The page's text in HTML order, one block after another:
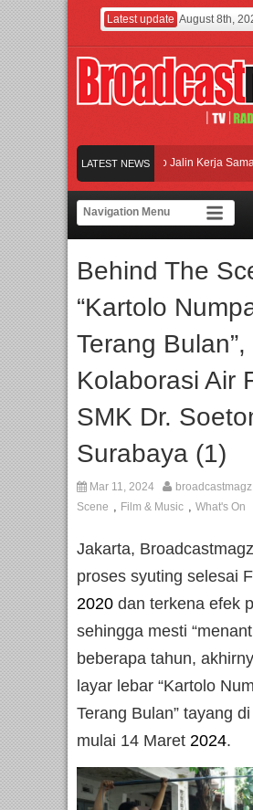
Latest update August 8th,
LATEST NEWS
Agung Podomoro Jalin Kerja Sama
Jakarta dengan Ribuan Mainan dan Produk
Agung Podomoro Jalin Kerja Sama
Behind The
“Kartolo
Terang
Kolaborasi Air
SMK Dr.
Surabaya (1)
Mar 11, 2024 broadcastmagz
Scene , Film & Music , What's On
Jakarta,
proses syuting selesai
2020 dan terkena efek
sehingga mesti
beberapa tahun,
layar lebar “Kartolo
Terang Bulan” tayang
mulai 14 Maret 2024.